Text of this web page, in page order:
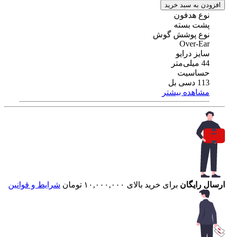
افزودن به سبد خرید
نوع هدفون
پشت بسته
نوع پوشش گوش
Over-Ear
سایز درایو
44 میلی‌متر
حساسیت
113 دسی بل
مشاهده بیشتر
ارسال رایگان برای خرید بالای ۱۰,۰۰۰,۰۰۰ تومان شرایط و قوانین